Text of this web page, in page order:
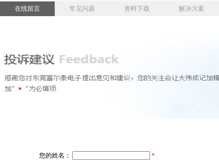
在线留言 常见问题 资料下载 解决方案
您的姓名： *